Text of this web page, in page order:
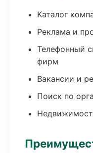
Каталог
Реклама и
Телефонный
фирм
Вакансии и
Поиск по